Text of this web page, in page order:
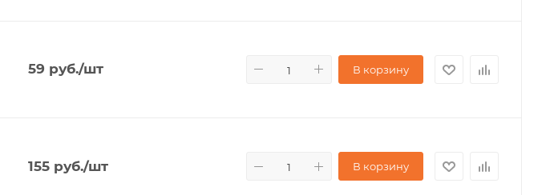
59 руб./шт В корзину
155 руб./шт В корзину